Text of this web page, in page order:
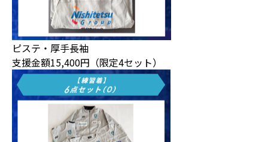
ピステ・厚手長袖
支援金額15,400円（限定4セット）